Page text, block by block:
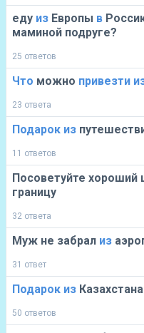
еду из Европы в
маминой подруге?
25 ответов
Что можно привезти
23 ответа
Подарок из
11 ответов
Посоветуйте хороший
границу
32 ответа
Муж не забрал из
31 ответ
Подарок из Казахстана
50 ответов